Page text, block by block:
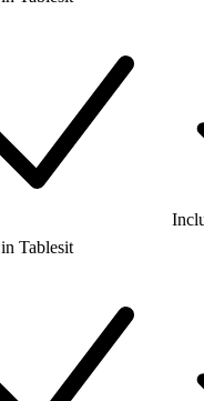
in Tablesit